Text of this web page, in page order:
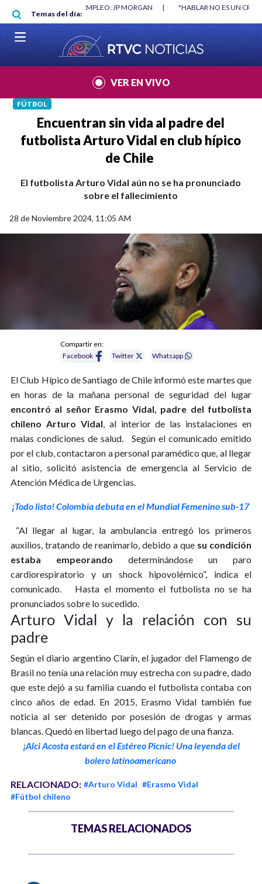
Pasar al contenido principal
Temas del día:
"HABLAR NO ES UN CRIMEN": CARTA DE BETO CORAL |
VER EN VIVO
FÚTBOL
Encuentran sin vida al padre del
futbolista Arturo Vidal en club hípico
de Chile
El futbolista Arturo Vidal aún no se ha pronunciado
sobre el fallecimiento
28 de Noviembre 2024, 11:05 AM
Compartir en:
Facebook
Twitter Whatsapp
El Club Hípico de Santiago de Chile informó este martes que
en horas de la mañana personal de seguridad del lugar
encontró al señor Erasmo Vidal, padre del futbolista
chileno Arturo Vidal, al interior de las instalaciones en
malas condiciones de salud.
Según el comunicado emitido
por el club, contactaron a personal paramédico que, al llegar
al sitio, solicitó asistencia de emergencia al Servicio de
Atención Médica de Urgencias.
¡Todo listo! Colombia debuta en el Mundial Femenino sub-17
“Al llegar al lugar, la ambulancia entregó los primeros
auxilios, tratando de reanimarlo, debido a que su condición
estaba empeorando determinándose un paro
cardiorespiratorio y un shock hipovolémico”, indica el
comunicado.
Hasta el momento el futbolista no se ha
pronunciados sobre lo sucedido.
Arturo Vidal y la relación con su
padre
Según el diario argentino Clarín, el jugador del Flamengo de
Brasil no tenía una relación muy estrecha con su padre, dado
que este dejó a su familia cuando el futbolista contaba con
cinco años de edad. En 2015, Erasmo Vidal también fue
noticia al ser detenido por posesión de drogas y armas
blancas. Quedó en libertad luego del pago de una fianza.
¡AlciAcosta estará en el Estéreo Picnic! Una leyenda del
bolero latinoamericano
RELACIONADO: #Arturo Vidal #Erasmo Vidal
#Fútbol chileno
TEMAS RELACIONADOS